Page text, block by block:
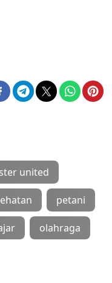
united
petani
olahraga